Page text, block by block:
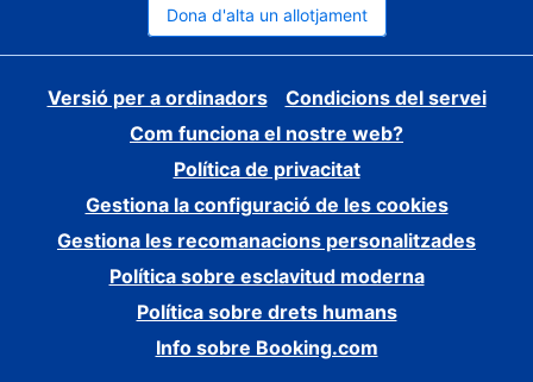
Dona d'alta un allotjament
Versió per a ordinadors
Condicions del servei
Com funciona el nostre web?
Política de privacitat
Gestiona la configuració de les cookies
Gestiona les recomanacions personalitzades
Política sobre esclavitud moderna
Política sobre drets humans
Info sobre Booking.com